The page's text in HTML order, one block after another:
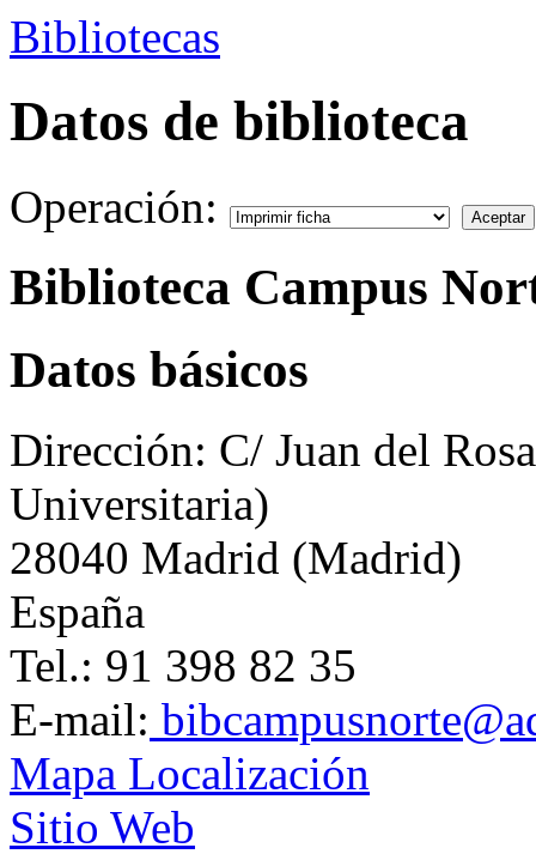
Bibliotecas
Datos de biblioteca
Operación:
Biblioteca Campus
Datos básicos
Dirección: C/ Juan del
Universitaria)
28040 Madrid (Madrid)
España
Tel.: 91 398 82 35
E-mail:
Mapa Localización
Sitio Web